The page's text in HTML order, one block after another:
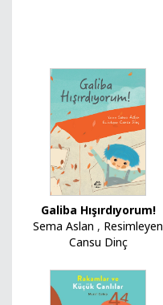
Galiba Hışırdıyorum!
Sema Aslan , Resimleyen
Cansu Dinç